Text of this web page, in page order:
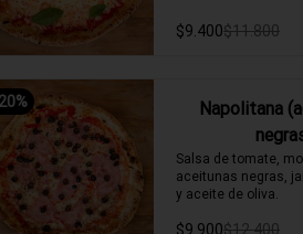
$9.400$11.800
20%
Napolitana
Salsa de tomate,
aceitunas negras,
y aceite de oliva.
$9.900$12.400